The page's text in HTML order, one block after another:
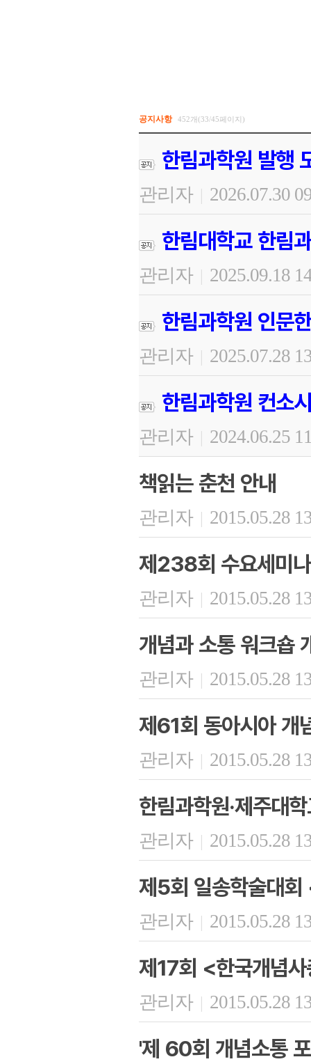
공지사항 452개(33/45페이지)
한림과학원 발행
관리자 | 2026.07.30
한림대학교 한림
관리자 | 2025.09.18
한림과학원 인문
관리자 | 2025.07.28
한림과학원 컨소
관리자 | 2024.06.25
책읽는 춘천 안내
관리자 | 2015.05.28
제238회 수요세미
관리자 | 2015.05.28
개념과 소통 워크숍
관리자 | 2015.05.28
제61회 동아시아 개
관리자 | 2015.05.28
한림과학원·제주대
관리자 | 2015.05.28
제5회 일송학술대
관리자 | 2015.05.28
제17회 <한국개념
관리자 | 2015.05.28
'제 60회 개념소통